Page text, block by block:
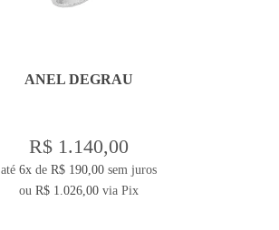
ANEL DEGRAU
R$ 1.140,00
até6x deR$ 190,00 sem juros
ouR$ 1.026,00 via Pix